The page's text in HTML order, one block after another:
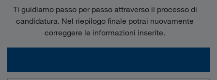
Ti guidiamo passo per passo attraverso il processo di
candidatura. Nel riepilogo finale potrai nuovamente
correggere le informazioni inserite.